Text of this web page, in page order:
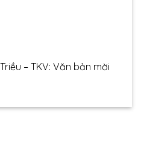
– TKV: Văn bản mời